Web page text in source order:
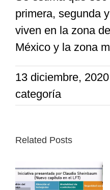
primera, segunda
viven en la zona
México y la zona
13 diciembre, 2020
categoría
Related Posts